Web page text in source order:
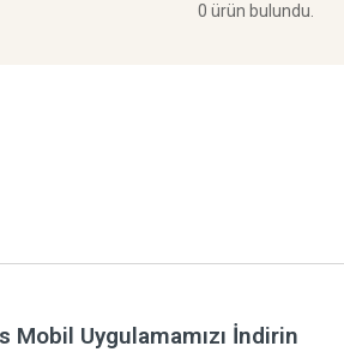
0 ürün bulundu.
Mobil Uygulamamızı İndirin